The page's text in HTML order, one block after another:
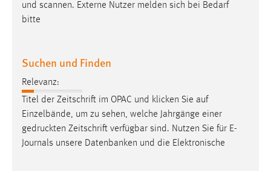
und scannen. Externe Nutzer melden sich bei Bedarf
bitte
Suchen und Finden
Relevanz:
Titel der Zeitschrift im OPAC und klicken Sie auf
Einzelbände, um zu sehen, welche Jahrgänge einer
gedruckten Zeitschrift verfügbar sind. Nutzen Sie für E-
Journals unsere Datenbanken und die Elektronische